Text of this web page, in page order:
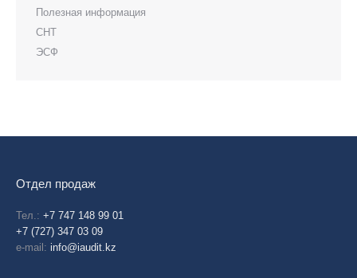
Полезная информация
СНТ
ЭСФ
Отдел продаж
Тел.: +7 747 148 99 01
+7 (727) 347 03 09
e-mail: info@iaudit.kz